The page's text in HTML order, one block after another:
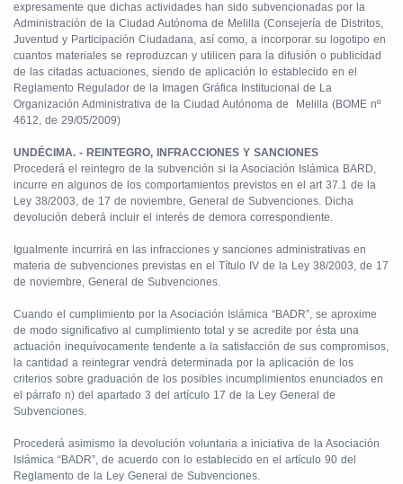
expresamente que dichas actividades han sido subvencionadas por la
Administración de la Ciudad Autónoma de Melilla (Consejería de Distritos,
Juventud y Participación Ciudadana, así como, a incorporar su logotipo en
cuantos materiales se reproduzcan y utilicen para la difusión o publicidad
de las citadas actuaciones, siendo de aplicación lo establecido en el
Reglamento Regulador de la Imagen Gráfica Institucional de La
Organización Administrativa de la Ciudad Autónoma de
Melilla (BOME nº
4612, de 29/05/2009)
UNDÉCIMA. - REINTEGRO, INFRACCIONES Y SANCIONES
Procederá el reintegro de la subvención si la Asociación Islámica BARD,
incurre en algunos de los comportamientos previstos en el art 37.1 de la
Ley 38/2003, de 17 de noviembre, General de Subvenciones. Dicha
devolución deberá incluir el interés de demora correspondiente.
Igualmente incurrirá en las infracciones y sanciones administrativas en
materia de subvenciones previstas en el Título IV de la Ley 38/2003, de 17
de noviembre, General de Subvenciones.
Cuando el cumplimiento por la Asociación Islámica “BADR”, se aproxime
de modo significativo al cumplimiento total y se acredite por ésta una
actuación inequívocamente tendente a la satisfacción de sus compromisos,
la cantidad a reintegrar vendrá determinada por la aplicación de los
criterios sobre graduación de los posibles incumplimientos enunciados en
el párrafo n) del apartado 3 del artículo 17 de la Ley General de
Subvenciones.
Procederá asimismo la devolución voluntaria a iniciativa de la Asociación
Islámica “BADR”, de acuerdo con lo establecido en el artículo 90 del
Reglamento de la Ley General de Subvenciones.